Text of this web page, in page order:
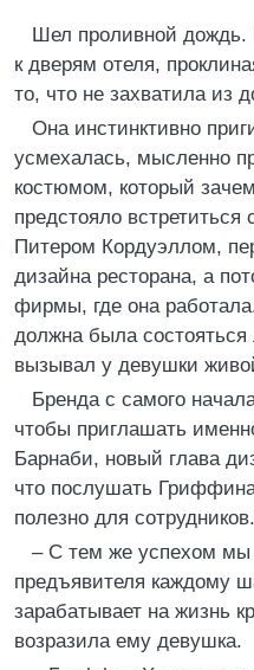
Шел проливной дождь.
к дверям отеля,
то, что не захватила из
Она инстинктивно
усмехалась, мысленно
костюмом, который
предстояло
Питером Кордуэллом,
дизайна ресторана, а
фирмы, где она
должна была состояться
вызывал у девушки
Бренда с самого
чтобы приглашать
Барнаби, новый глава
что послушать
полезно для сотрудников.
– С тем же успехом мы
предъявителя каждому
зарабатывает на жизнь
возразила ему девушка.